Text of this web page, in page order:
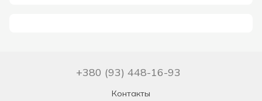
+380 (93) 448-16-93
Контакты